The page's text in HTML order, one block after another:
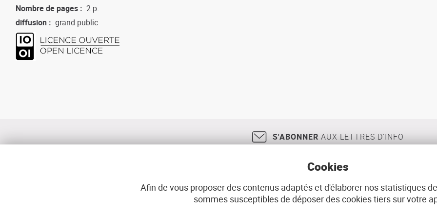
Nombre de pages
2 p.
diffusion
grand public
S'ABONNER AUX LETTRES D'INFO
18, rue Jean Jaurès 29200 BREST 02 98 33 51 71
Cookies
Afin de vous proposer des contenus adaptés et d'élaborer nos statistiques
sommes susceptibles de déposer des cookies tiers sur votre